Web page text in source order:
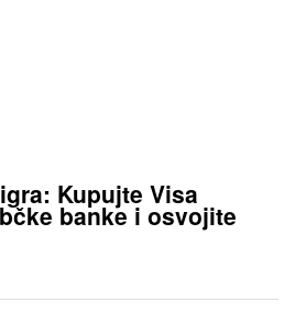
Kupujte Visa
banke i osvojite